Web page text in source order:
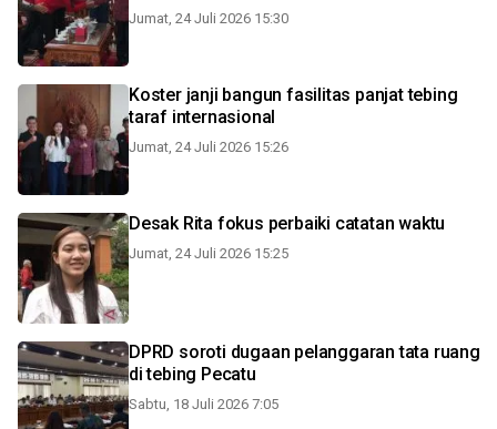
Jumat, 24 Juli 2026 15:30
Koster janji bangun fasilitas panjat tebing
taraf internasional
Jumat, 24 Juli 2026 15:26
Desak Rita fokus perbaiki catatan waktu
Jumat, 24 Juli 2026 15:25
DPRD soroti dugaan pelanggaran tata ruang
di tebing Pecatu
Sabtu, 18 Juli 2026 7:05